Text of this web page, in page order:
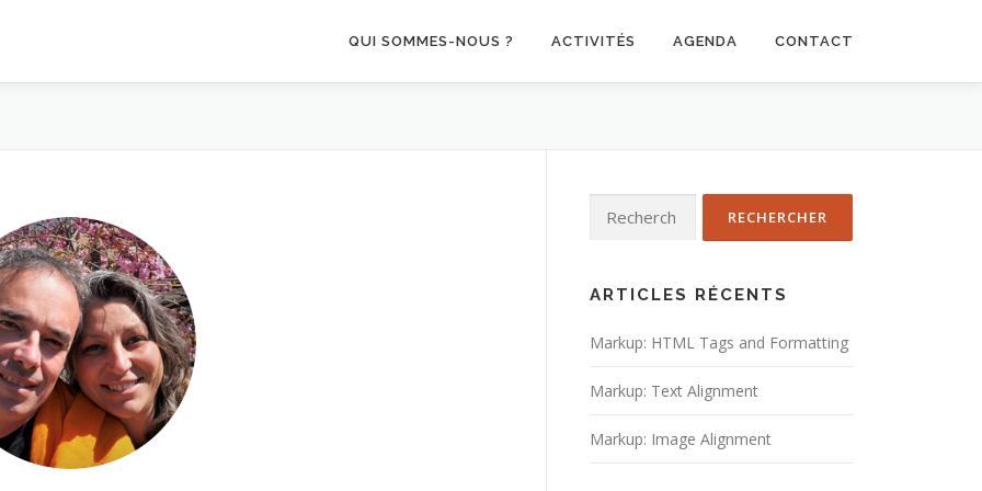
QUI SOMMES-NOUS ? ACTIVITÉS AGENDA CONTACT
ARTICLES RÉCENTS
Markup: HTML Tags and Formatting
Markup: Text Alignment
Markup: Image Alignment